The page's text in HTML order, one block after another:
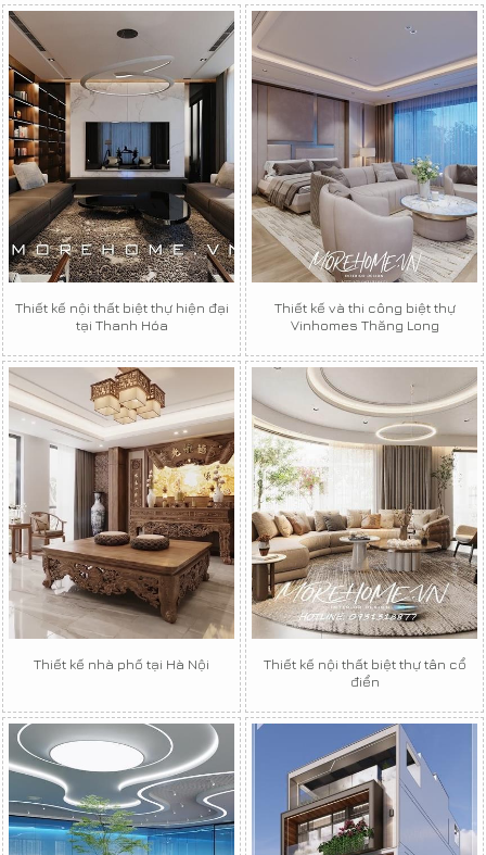
Thiết kế nội thất biệt thự hiện đại
tại Thanh Hóa
Thiết kế và thi công biệt thự
Vinhomes Thăng Long
Thiết kế nhà phố tại Hà Nội
Thiết kế nội thất biệt thự tân cổ
điển